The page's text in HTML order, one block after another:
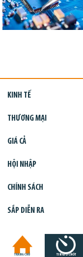
KINH TẾ
THƯƠNG MẠI
GIÁ CẢ
HỘI NHẬP
CHÍNH SÁCH
SẮP DIỄN RA
TRANG CHỦ TIN GIỜ CHÓT